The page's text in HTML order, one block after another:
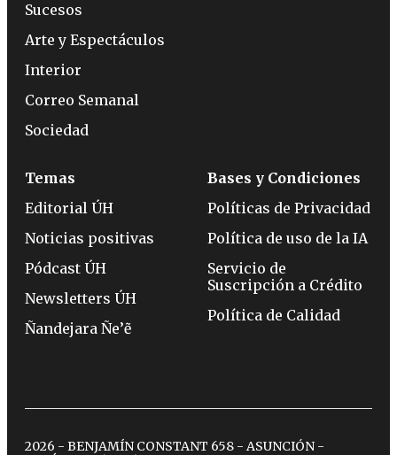
Sucesos
Arte y Espectáculos
Interior
Correo Semanal
Sociedad
Temas
Editorial ÚH
Noticias positivas
Pódcast ÚH
Newsletters ÚH
Ñandejara Ñe’ẽ
Bases y Condiciones
Políticas de Privacidad
Política de uso de la IA
Servicio de
Suscripción a Crédito
Política de Calidad
2026 - BENJAMÍN CONSTANT 658 - ASUNCIÓN -